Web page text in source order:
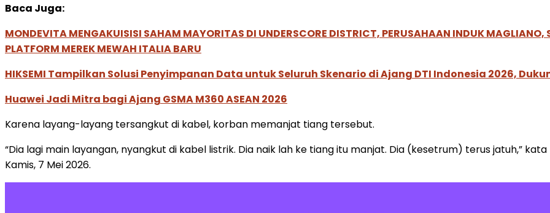
Baca Juga:
MONDEVITA MENGAKUISISI SAHAM MAYORITAS DI UNDERSCORE DISTRICT, PERUSAHAAN INDUK
PLATFORM MEREK MEWAH ITALIA BARU
HIKSEMI Tampilkan Solusi Penyimpanan Data untuk Seluruh Skenario di Ajang DTI Indonesia 2026,
Huawei Jadi Mitra bagi Ajang GSMA M360 ASEAN 2026
Karena layang-layang tersangkut di kabel, korban memanjat tiang tersebut.
“Dia lagi main layangan, nyangkut di kabel listrik. Dia naik lah ke tiang itu manjat. Dia (kesetrum) terus jatuh,”
Kamis, 7 Mei 2026.